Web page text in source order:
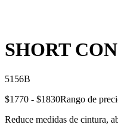
SHORT
5156B
$1770 - $1830Rango de
Reduce medidas de cintura,